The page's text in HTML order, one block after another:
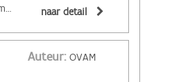
naar detail
Auteur: OVAM